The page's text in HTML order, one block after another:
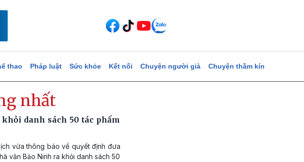
thao Pháp luật Sức khỏe Kết nối Chuyện người già Chuyện thầm kín
nhất
danh sách 50 tác phẩm
vừa thông báo về quyết định đưa
văn Bảo Ninh ra khỏi danh sách 50